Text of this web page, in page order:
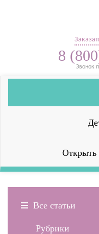
8
Звонок
Открыть
Все статьи
Рубрики